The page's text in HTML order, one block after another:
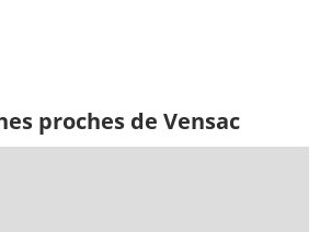
proches de Vensac